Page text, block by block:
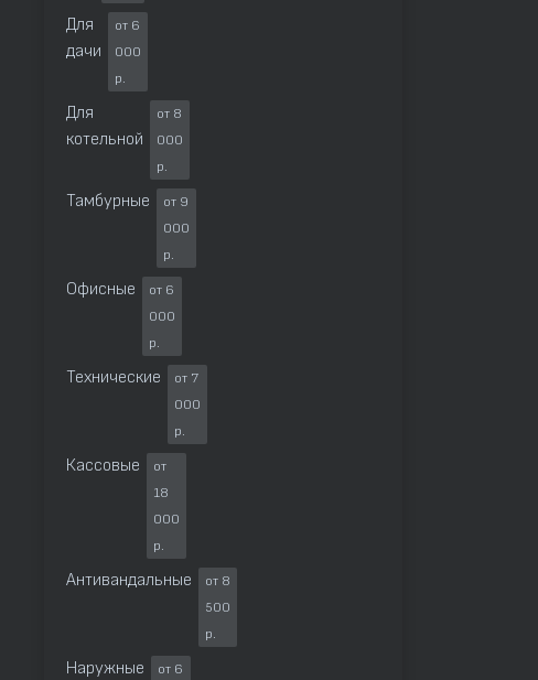
Для
дачи
от 6
000
р.
Для
котельной
от 8
000
р.
Тамбурные
от 9
000
р.
Офисные
от 6
000
р.
Технические
от 7
000
р.
Кассовые
от
18
000
р.
Антивандальные
от 8
500
р.
Наружные
от 6